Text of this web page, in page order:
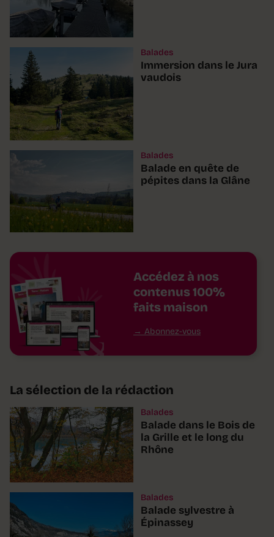
Balades
Immersion dans le Jura
vaudois
Balades
Balade en quête de
pépites dans la Glâne
Accédez à nos
contenus 100%
faits maison
Abonnez-vous
La sélection de la rédaction
Balades
Balade dans le Bois de
la Grille et le long du
Rhône
Balades
Balade sylvestre à
Épinassey